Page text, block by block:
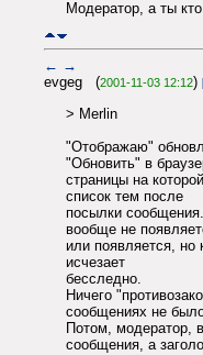
Модератор, а ты
← →
evgeg (2001-11-03 12:12)
> Merlin
"Отображаю"
"Обновить" в
страницы на
список тем после
посылки
вообще не
или появляется, но
исчезает
бесследно.
Ничего
сообщениях не
Потом, модератор,
сообщения, а